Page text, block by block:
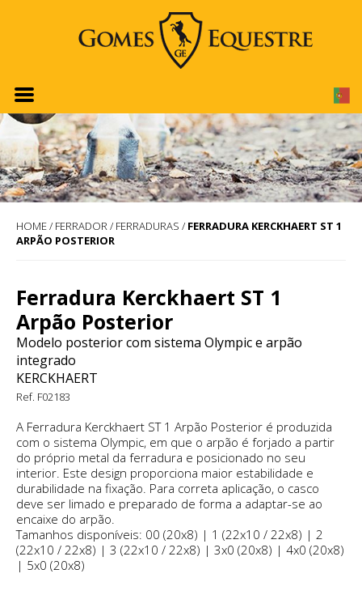
HOME/ FERRADOR/ FERRADURAS / FERRADURA KERCKHAERT ST 1
ARPÃO POSTERIOR
Ferradura Kerckhaert ST 1
Arpão Posterior
Modelo posterior com sistema Olympic e arpão
integrado
KERCKHAERT
Ref. F02183
A Ferradura Kerckhaert ST 1 Arpão Posterior é produzida
com o sistema Olympic, em que o arpão é forjado a partir
do próprio metal da ferradura e posicionado no seu
interior. Este design proporciona maior estabilidade e
durabilidade na fixação. Para correta aplicação, o casco
deve ser limado e preparado de forma a adaptar-se ao
encaixe do arpão.
Tamanhos disponíveis: 00 (20x8) | 1 (22x10 / 22x8) | 2
(22x10 / 22x8) | 3 (22x10 / 22x8) | 3x0 (20x8) | 4x0 (20x8)
| 5x0 (20x8)